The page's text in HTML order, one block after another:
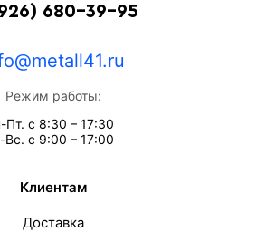
680-39-95
Режим работы:
Пт. с 8:30 – 17:30
Вс. с 9:00 – 17:00
Клиентам
Доставка